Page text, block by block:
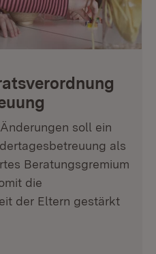
soll ein
als
Beratungsgremium
die
der Eltern gestärkt